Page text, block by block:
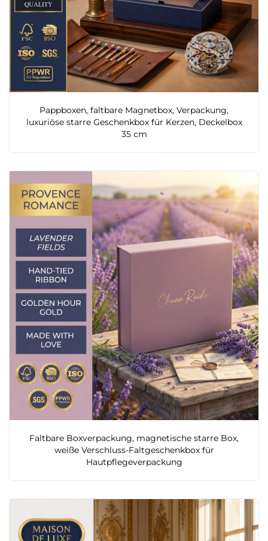
Pappboxen, faltbare Magnetbox, Verpackung,
luxuriöse starre Geschenkbox für Kerzen, Deckelbox
35 cm
Faltbare Boxverpackung, magnetische starre Box,
weiße Verschluss-Faltgeschenkbox für
Hautpflegeverpackung